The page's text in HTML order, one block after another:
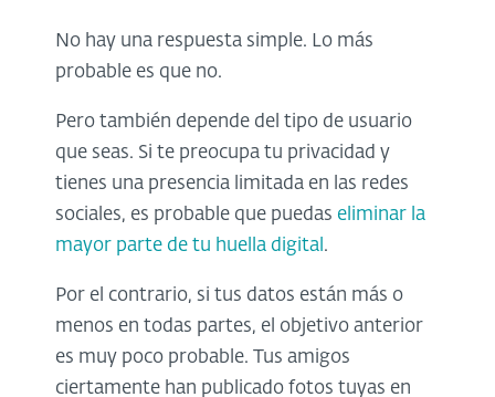
No hay una respuesta simple. Lo más
probable es que no.
Pero también depende del tipo de usuario
que seas. Si te preocupa tu privacidad y
tienes una presencia limitada en las redes
sociales, es probable que puedas eliminar la
mayor parte de tu huella digital .
Por el contrario, si tus datos están más o
menos en todas partes, el objetivo anterior
es muy poco probable. Tus amigos
ciertamente han publicado fotos tuyas en